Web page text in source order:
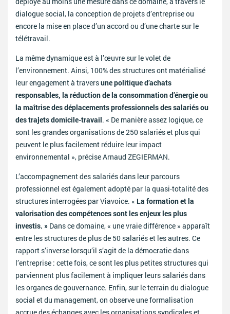
dialogue social, la conception de projets d’entreprise ou
encore la mise en place d’un accord ou d’une charte sur le
télétravail.
La même dynamique est à l’œuvre sur le volet de
l’environnement. Ainsi, 100% des structures ont matérialisé
leur engagement à traversune politique d’achats
responsables, la réduction de la consommation d’énergie ou
la maîtrise des déplacements professionnels des salariés ou
des trajets domicile-travail. « De manière assez logique, ce
sont les grandes organisations de 250 salariés et plus qui
peuvent le plus facilement réduire leur impact
environnemental », précise Arnaud ZEGIERMAN.
L’accompagnement des salariés dans leur parcours
professionnel est également adopté par la quasi-totalité des
structures interrogées par Viavoice. « La formation et la
valorisation des compétences sont les enjeux les plus
investis. » Dans ce domaine, « une vraie différence » apparaît
entre les structures de plus de 50 salariés et les autres. Ce
rapport s’inverse lorsqu’il s’agit de la démocratie dans
l’entreprise : cette fois, ce sont les plus petites structures qui
parviennent plus facilement à impliquer leurs salariés dans
les organes de gouvernance. Enfin, sur le terrain du dialogue
social et du management, on observe une formalisation